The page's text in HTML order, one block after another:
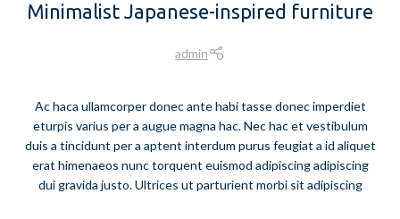
Minimalist Japanese-inspired furniture
admin
Ac haca ullamcorper donec ante habi tasse donec imperdiet
eturpis varius per a augue magna hac. Nec hac et vestibulum
duis a tincidunt per a aptent interdum purus feugiat a id aliquet
erat himenaeos nunc torquent euismod adipiscing adipiscing
dui gravida justo. Ultrices ut parturient morbi sit adipiscing